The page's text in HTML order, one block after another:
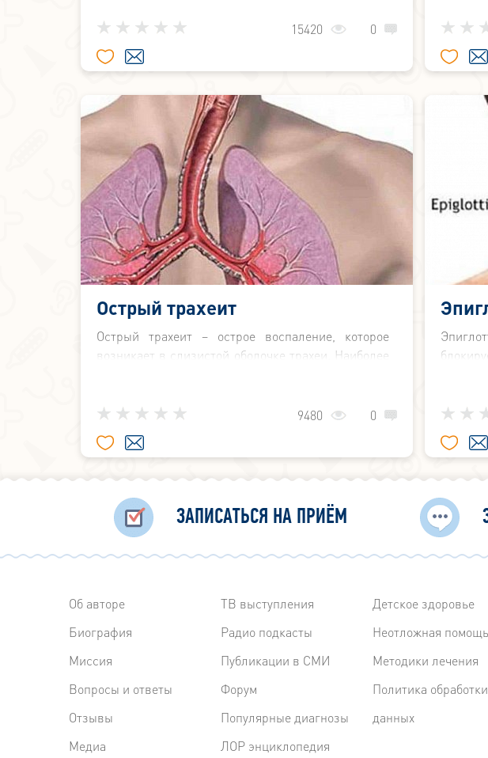
очень серьезны.
15420 0
спазм
Острый трахеит
Острый трахеит – острое воспаление, которое
возникает в слизистой оболочке трахеи. Наиболее
(респираторными) заболеваниями, кото­рые
9480 0
ЗАПИСАТЬСЯ НА ПРИЁМ
Об авторе
Биография
Миссия
Вопросы и ответы
Отзывы
Медиа
ТВ выступления
Радиo подкасты
Публикации в СМИ
Форум
Популярные диагнозы
ЛОР энциклопедия
Детское здоровье
Неотложная помощь
Методики лечения
Политика обработки
данных